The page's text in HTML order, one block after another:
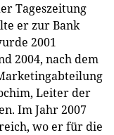
Tageszeitung
er zur Bank
2001
2004, nach dem
Leiter der
Im Jahr 2007
wo er für die